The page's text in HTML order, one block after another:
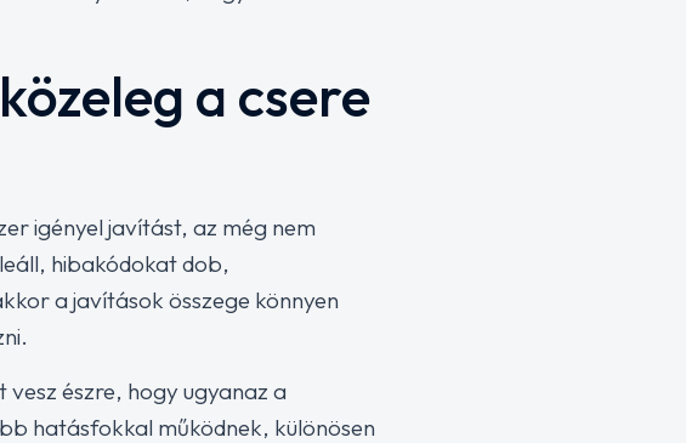
a csere
igényel javítást, az még nem
hibakódokat dob,
a javítások összege könnyen
észre, hogy ugyanaz a
hatásfokkal működnek, különösen